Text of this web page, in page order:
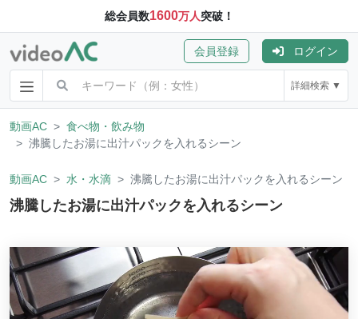
総会員数1600万人突破！
会員登録 ログイン
詳細検索 ▼
動画AC
食べ物・飲み物
沸騰したお湯に出汁パックを入れるシーン
動画AC 水・水滴 沸騰したお湯に出汁パックを入れるシーン
沸騰したお湯に出汁パックを入れるシーン